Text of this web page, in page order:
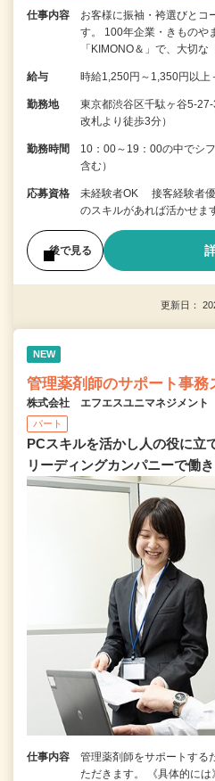
仕事内容
お客様に振袖・袴選びとコ
す。 100年企業・きものや
「KIMONO＆」で、大切
給与 時給1,250円～1,350円以上
勤務地
東京都渋谷区千駄ヶ谷5-
改札より徒歩3分）
勤務時間
10：00～19：00の中でシ
含む）
応募資格
未経験者OK 接客経験者
のスキルがあれば活かせま
後で見る
更新日：
NEW
管理薬剤師のサポート事務
株式会社 エフエスユニマネジメント
パート
PCスキルを活かし人の役に立
リーディングカンパニーで働
仕事内容
管理薬剤師をサポートする
ただきます。 《具体的には